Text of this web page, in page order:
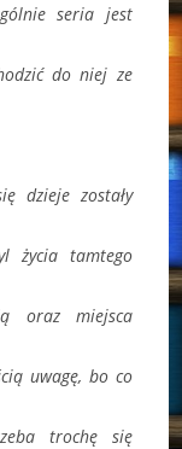
seria jest
do niej ze
dzieje zostały
życia tamtego
oraz miejsca
uwagę, bo co
trochę się